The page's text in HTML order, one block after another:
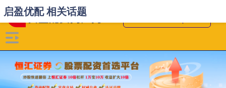
启盈优配 相关话题